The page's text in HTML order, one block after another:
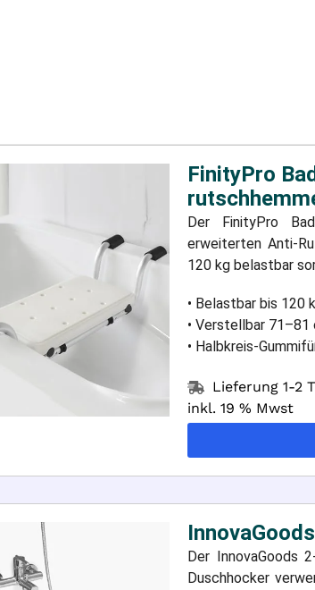
FinityPro
Der FinityPro
erweiterten Anti-
120 kg belastbar
• Belastbar bis 120
• Verstellbar 71–81
• Halbkreis-
Lieferung 1-2
inkl. 19 % Mwst
Der InnovaGoods
Duschhocker